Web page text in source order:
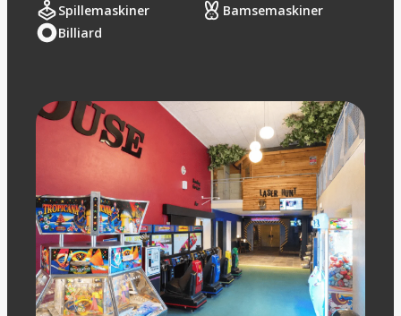
Spillemaskiner
Bamsemaskiner
Billiard